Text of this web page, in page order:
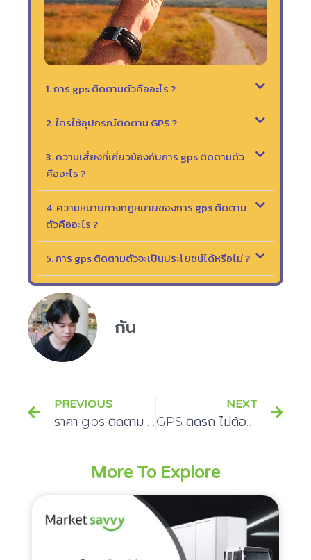
1. การ gps ติดตามตัวคืออะไร ?
2. ใครใช้อุปกรณ์ติดตาม GPS ?
3. ความเสี่ยงที่เกี่ยวข้องกับการ gps ติดตามตัว
คืออะไร ?
4. ความหมายทางกฎหมายของการ gps ติดตาม
ตัวคืออะไร ?
5. การ gps ติดตามตัวจะเป็นประโยชน์ได้หรือไม่ ?
กัน
PREVIOUS
ราคา gps ติดตาม รถ ที่เชื่อถือได้
NEXT
GPS ติดรถ ไม่ต้องชาร์จ โดยสิ้นเชิง
More To Explore